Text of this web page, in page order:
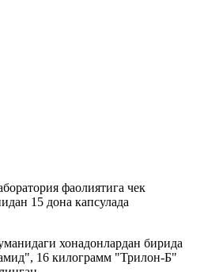
фаолиятига чек
15 дона капсулада
хонадонлардан бирида
16 килограмм "Трилон-Б"